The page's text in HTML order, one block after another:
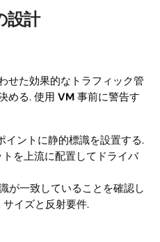
設計
せた効果的なトラフィック管
める. 使用 VM 事前に警告す
イントに静的標識を設置する.
を上流に配置してドライバ
が一致していることを確認し
サイズと反射要件.